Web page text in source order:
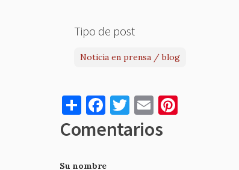
Tipo de post
Noticia en prensa / blog
S
h
ar
e
F
a
c
e
T
w
it
E
m
ai
Comentarios
Su nombre